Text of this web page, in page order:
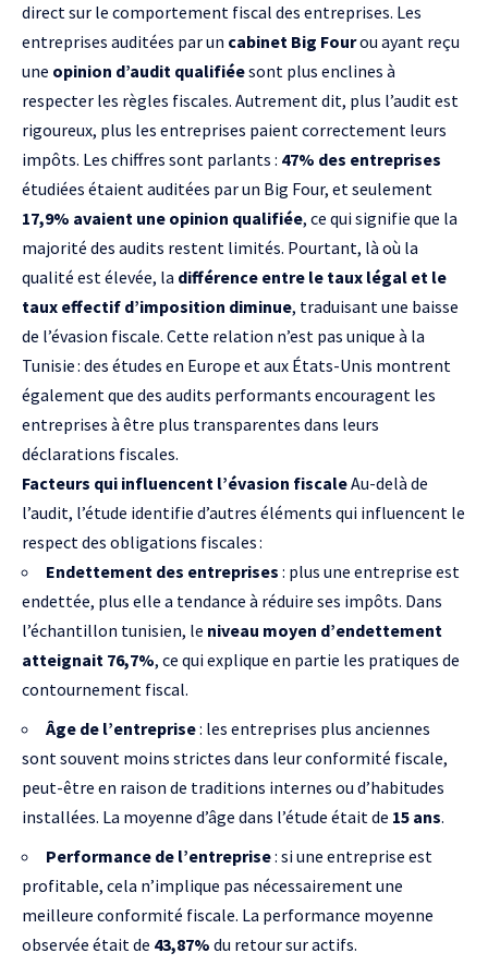
direct sur le comportement fiscal des entreprises. Les
entreprises auditées par un cabinet Big Fourou ayant reçu
une opinion d’audit qualifiéesont plus enclines à
respecter les règles fiscales. Autrement dit, plus l’audit est
rigoureux, plus les entreprises paient correctement leurs
impôts. Les chiffres sont parlants : 47% des entreprises
étudiées étaient auditées par un Big Four, et seulement
17,9% avaient une opinion qualifiée, ce qui signifie que la
majorité des audits restent limités. Pourtant, là où la
qualité est élevée, la différence entre le taux légal et le
taux effectif d’imposition diminue, traduisant une baisse
de l’évasion fiscale. Cette relation n’est pas unique à la
Tunisie : des études en Europe et aux États-Unis montrent
également que des audits performants encouragent les
entreprises à être plus transparentes dans leurs
déclarations fiscales.
Facteurs qui influencent l’évasion fiscaleAu-delà de
l’audit, l’étude identifie d’autres éléments qui influencent le
respect des obligations fiscales :
Endettement des entreprises : plus une entreprise est
endettée, plus elle a tendance à réduire ses impôts. Dans
l’échantillon tunisien, le niveau moyen d’endettement
atteignait 76,7%, ce qui explique en partie les pratiques de
contournement fiscal.
Âge de l’entreprise: les entreprises plus anciennes
sont souvent moins strictes dans leur conformité fiscale,
peut-être en raison de traditions internes ou d’habitudes
installées. La moyenne d’âge dans l’étude était de 15 ans.
Performance de l’entreprise: si une entreprise est
profitable, cela n’implique pas nécessairement une
meilleure conformité fiscale. La performance moyenne
observée était de 43,87% du retour sur actifs.